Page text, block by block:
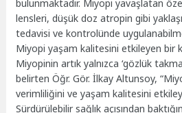
bulunmaktadır. Miyopi yavaşlatan
lensleri, düşük doz atropin gibi
tedavisi ve kontrolünde
Miyopi yaşam kalitesini etkileyen bir
Miyopinin artık yalnızca ‘gözlük
belirten Öğr. Gör. İlkay Altunsoy,
verimliliğini ve yaşam kalitesini
Sürdürülebilir sağlık açısından